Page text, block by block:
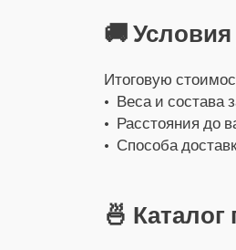
🚚
Итоговую
• Веса и состава
• Расстояния до
• Способа
🍜